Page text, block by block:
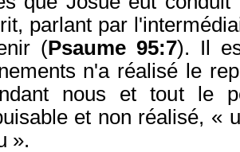
parlant par
(Psaume 95:7). Il
n'a réalisé le
nous et tout le
et non réalisé, «
».